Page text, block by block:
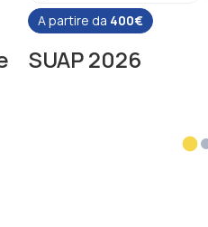
A partire da 400€
SUAP 2026